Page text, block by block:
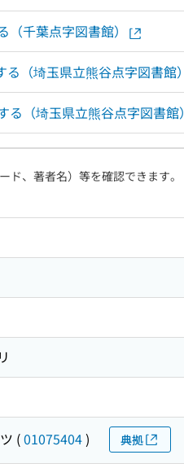
千葉点字図書館）
（埼玉県立熊谷点字図書館）
（埼玉県立熊谷点字図書館）
、著者名）等を確認できます。
(01075404) 典拠